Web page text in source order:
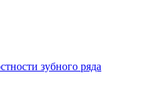
зубного ряда